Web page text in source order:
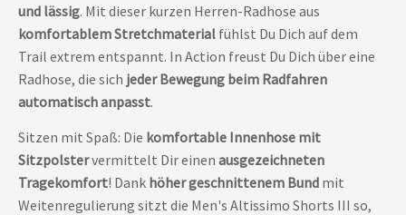
und lässig. Mit dieser kurzen Herren-Radhose aus
komfortablem Stretchmaterial fühlst Du Dich auf dem
Trail extrem entspannt. In Action freust Du Dich über eine
Radhose, die sich jeder Bewegung beim Radfahren
automatisch anpasst.
Sitzen mit Spaß: Die komfortable Innenhose mit
Sitzpolstervermittelt Dir einen ausgezeichneten
Tragekomfort! Dank höher geschnittenem Bund mit
Weitenregulierung sitzt die Men's Altissimo Shorts III so,